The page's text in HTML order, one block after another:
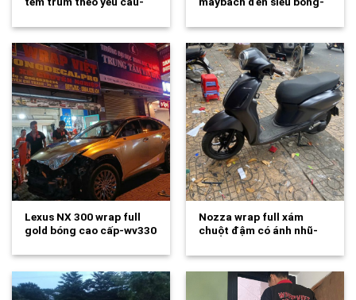
Lexus NX 300 wrap full
gold bóng cao cấp-wv330
Nozza wrap full xám
chuột đậm có ánh nhũ-